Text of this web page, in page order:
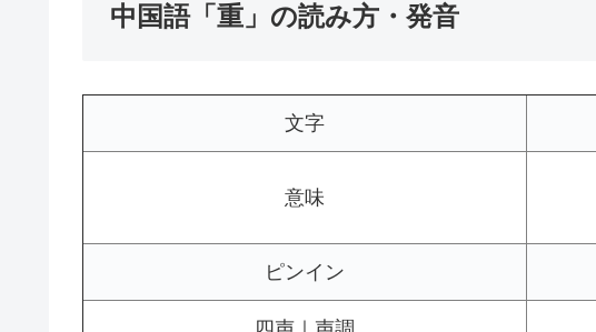
中国語「重」の読み方・発音
文字
意味
ピンイン